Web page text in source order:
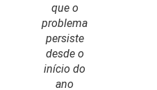
Início
que o
problema
persiste
desde o
início do
ano